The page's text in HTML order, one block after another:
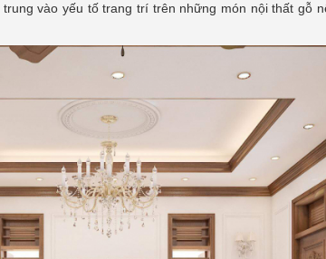
vào yếu tố trang trí trên những món nội thất gỗ